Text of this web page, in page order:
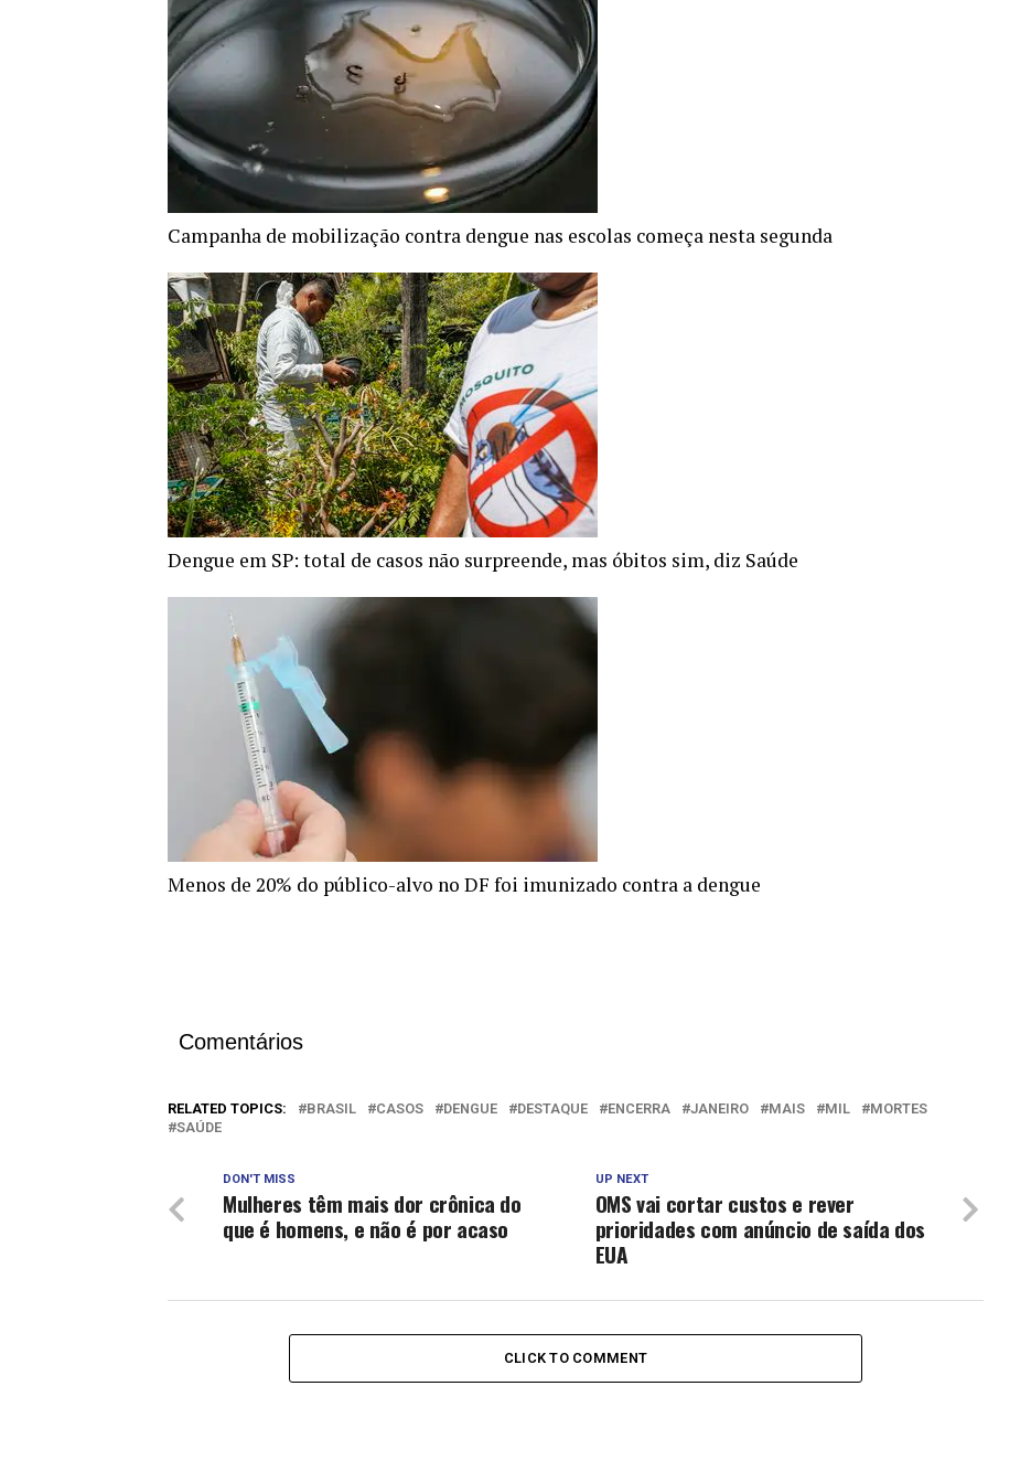
Campanha de mobilização contra dengue nas escolas começa nesta segunda
Dengue em SP: total de casos não surpreende, mas óbitos sim, diz Saúde
Menos de 20% do público-alvo no DF foi imunizado contra a dengue
Comentários
RELATED TOPICS: BRASIL CASOS DENGUE DESTAQUE ENCERRA JANEIRO MAIS MIL
MORTES
SAÚDE
UP NEXT
OMS vai cortar custos e rever
prioridades com anúncio de saída dos
EUA
DON'T MISS
Mulheres têm mais dor crônica do
que é homens, e não é por acaso
CLICK TO COMMENT